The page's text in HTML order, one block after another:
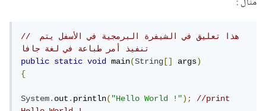
// هذا تعليق في الشيفرة البرمجية في الأسفل يتم
تنفيذ أمر طباعة في لغة جافا
public
static void main(String [] args)
{
System.out.println("Hello World !");
//print